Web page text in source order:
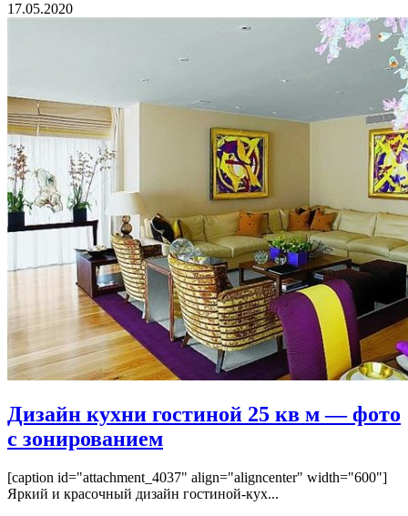
17.05.2020
Дизайн кухни гостиной 25 кв м — фото
с зонированием
[caption id="attachment_4037" align="aligncenter" width="600"]
Яркий и красочный дизайн гостиной-кух...